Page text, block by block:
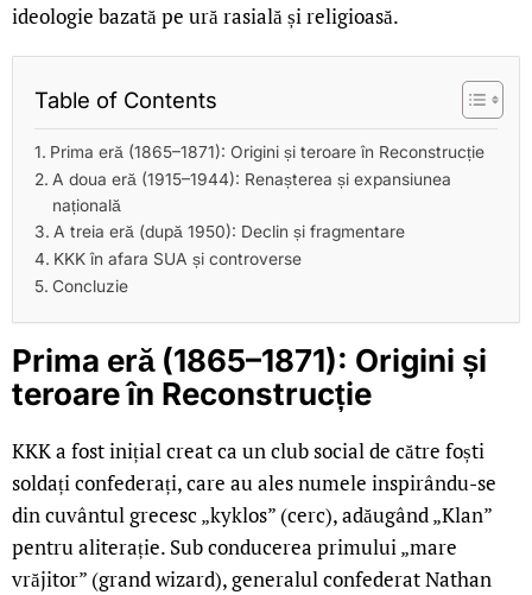
ideologie bazată pe ură rasială și religioasă.
Table of Contents
Prima eră (1865–1871): Origini și teroare în Reconstrucție
A doua eră (1915–1944): Renașterea și expansiunea
națională
A treia eră (după 1950): Declin și fragmentare
KKK în afara SUA și controverse
Concluzie
Prima eră (1865–1871): Origini și
teroare în Reconstrucție
KKK a fost inițial creat ca un club social de către foști
soldați confederați, care au ales numele inspirându-se
din cuvântul grecesc „kyklos” (cerc), adăugând „Klan”
pentru aliterație. Sub conducerea primului „mare
vrăjitor” (grand wizard), generalul confederat Nathan